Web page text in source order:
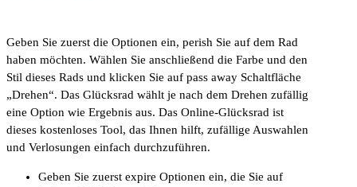
Geben Sie zuerst die Optionen ein, perish Sie auf dem Rad
haben möchten. Wählen Sie anschließend die Farbe und den
Stil dieses Rads und klicken Sie auf pass away Schaltfläche
„Drehen“. Das Glücksrad wählt je nach dem Drehen zufällig
eine Option wie Ergebnis aus. Das Online-Glücksrad ist
dieses kostenloses Tool, das Ihnen hilft, zufällige Auswahlen
und Verlosungen einfach durchzuführen.
Geben Sie zuerst expire Optionen ein, die Sie auf